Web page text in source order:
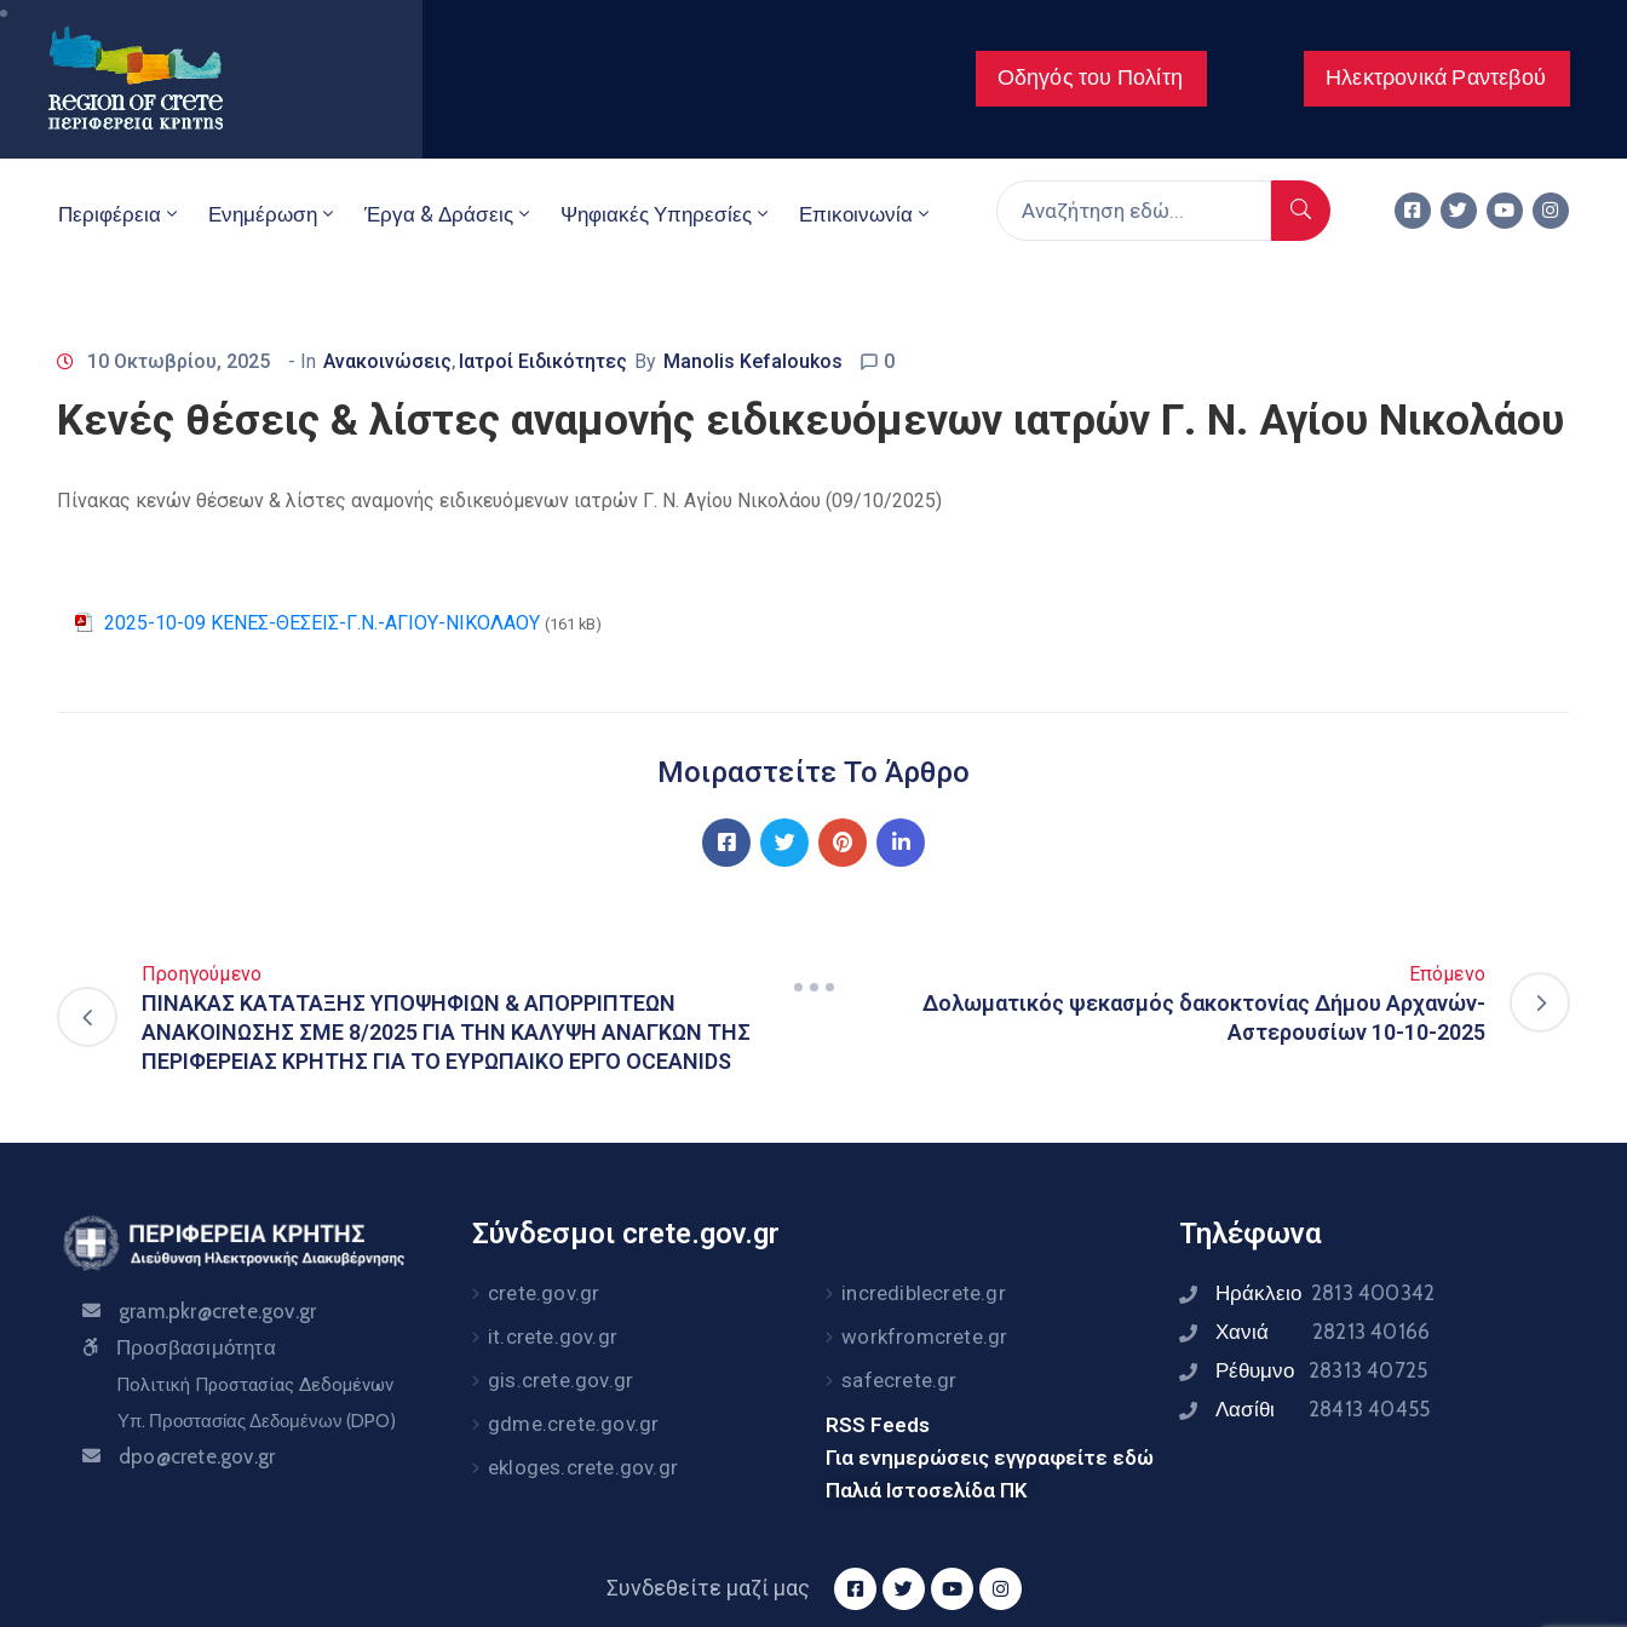
Οδηγός του Πολίτη Ηλεκτρονικά Ραντεβού
Περιφέρεια Ενημέρωση Έργα & Δράσεις Ψηφιακές Υπηρεσίες Επικοινωνία
10 Οκτωβρίου, 2025 - In Ανακοινώσεις‚ Ιατροί Ειδικότητες By Manolis Kefaloukos 0
Κενές θέσεις & λίστες αναμονής ειδικευόμενων ιατρών Γ. Ν. Αγίου Νικολάου
Πίνακας κενών θέσεων & λίστες αναμονής ειδικευόμενων ιατρών Γ. Ν. Αγίου Νικολάου (09/10/2025)
2025-10-09 ΚΕΝΕΣ-ΘΕΣΕΙΣ-Γ.Ν.-ΑΓΙΟΥ-ΝΙΚΟΛΑΟΥ (161 kB)
Μοιραστείτε Το Άρθρο
Προηγούμενο
ΠΙΝΑΚΑΣ ΚΑΤΑΤΑΞΗΣ ΥΠΟΨΗΦΙΩΝ & ΑΠΟΡΡΙΠΤΕΩΝ
ΑΝΑΚΟΙΝΩΣΗΣ ΣΜΕ 8/2025 ΓΙΑ ΤΗΝ ΚΑΛΥΨΗ ΑΝΑΓΚΩΝ ΤΗΣ
ΠΕΡΙΦΕΡΕΙΑΣ ΚΡΗΤΗΣ ΓΙΑ ΤΟ ΕΥΡΩΠΑΙΚΟ ΕΡΓΟ OCEANIDS
Επόμενο
Δολωματικός ψεκασμός δακοκτονίας Δήμου Αρχανών-
Αστερουσίων 10-10-2025
gram.pkr@crete.gov.gr
Προσβασιμότητα
Πολιτική Προστασίας Δεδομένων
Υπ. Προστασίας Δεδομένων (DPO)
dpo@crete.gov.gr
Σύνδεσμοι crete.gov.gr
crete.gov.gr
it.crete.gov.gr
gis.crete.gov.gr
gdme.crete.gov.gr
ekloges.crete.gov.gr
incrediblecrete.gr
workfromcrete.gr
safecrete.gr
RSS Feeds
Για ενημερώσεις εγγραφείτε εδώ
Παλιά Ιστοσελίδα ΠΚ
Τηλέφωνα
Ηράκλειο 2813 400342
Χανιά 28213 40166
Ρέθυμνο 28313 40725
Λασίθι 28413 40455
Συνδεθείτε μαζί μας